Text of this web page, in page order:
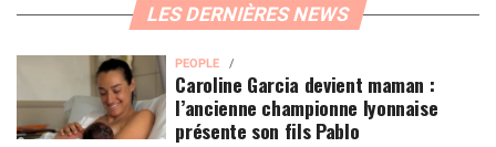
LES DERNIÈRES NEWS
PEOPLE
Caroline Garcia devient maman :
l’ancienne championne lyonnaise
présente son fils Pablo